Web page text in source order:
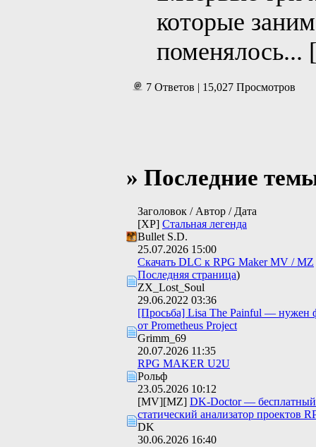
которые
поменялось...
7 Ответов | 15,027 Просмотров
» Последние
Заголовок / Автор / Дата
[XP] Стальная легенда
Bullet S.D.
25.07.2026 15:00
Скачать DLC к RPG Maker MV / MZ
Последняя страница)
ZX_Lost_Soul
29.06.2022 03:36
[Просьба] Lisa The Painful — нужен
от Prometheus Project
Grimm_69
20.07.2026 11:35
RPG MAKER U2U
Рольф
23.05.2026 10:12
[MV][MZ] DK-Doctor — бесплатный
статический анализатор проектов
DK
30.06.2026 16:40